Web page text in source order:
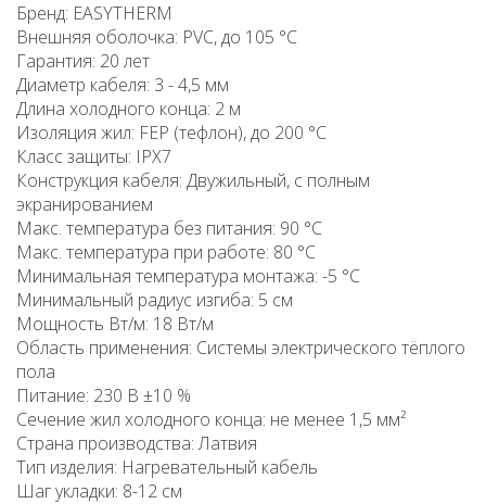
Бренд: EASYTHERM
Внешняя оболочка: PVC, до 105 °C
Гарантия: 20 лет
Диаметр кабеля: 3 - 4,5 мм
Длина холодного конца: 2 м
Изоляция жил: FEP (тефлон), до 200 °C
Класс защиты: IPX7
Конструкция кабеля: Двужильный, с полным
экранированием
Макс. температура без питания: 90 °C
Макс. температура при работе: 80 °C
Минимальная температура монтажа: -5 °C
Минимальный радиус изгиба: 5 см
Мощность Вт/м: 18 Вт/м
Область применения: Системы электрического тёплого
пола
Питание: 230 В ±10 %
Сечение жил холодного конца: не менее 1,5 мм²
Страна производства: Латвия
Тип изделия: Нагревательный кабель
Шаг укладки: 8-12 см